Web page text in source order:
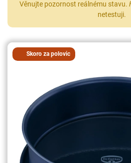
Věnujte pozornost reálnému stavu.
netestuji.
Skoro za polovic